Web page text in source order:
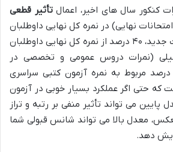
کنکور سال های اخیر، اعمالتأثیر قطعی
نهایی) در نمره کل نهایی داوطلبان
است. بر اساس مصوبات جدید، ۴۰ درصد از نمره کل نهایی داوطلبان
(نمرات دروس عمومی و تخصصی در
امتحانات نهایی) و ۶۰ درصد مربوط به نمره آزمون کتبی سراسری
که حتی اگر عملکرد بسیار خوبی در آزمون
پایین می تواند تأثیر منفی بر رتبه و تراز
معدل بالا می تواند شانس قبولی شما
دهد.